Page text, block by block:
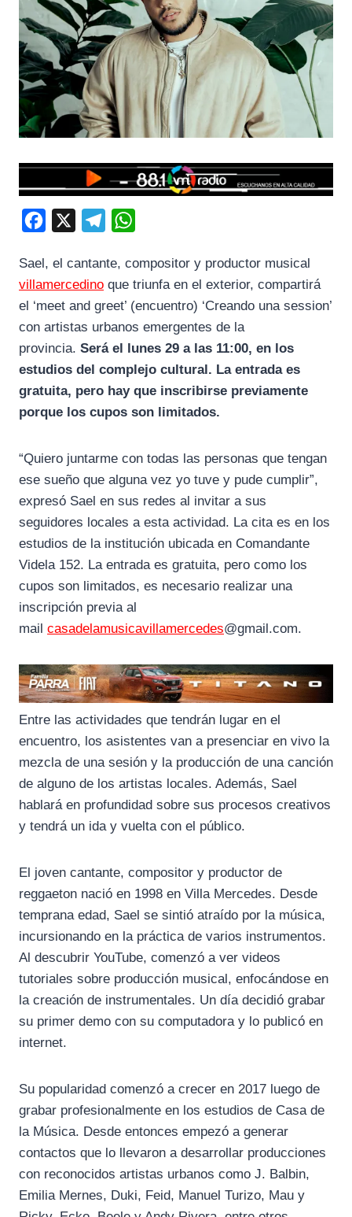
c
e
b
o
k
l
e
g
m
a
t
s
p
p
Sael, el cantante, compositor y productor musical
villamercedino que triunfa en el exterior, compartirá
el ‘meet and greet’ (encuentro) ‘Creando una session’
con artistas urbanos emergentes de la
provincia. Será el lunes 29 a las 11:00, en los
estudios del complejo cultural. La entrada es
gratuita, pero hay que inscribirse previamente
porque los cupos son limitados.
“Quiero juntarme con todas las personas que tengan
ese sueño que alguna vez yo tuve y pude cumplir”,
expresó Sael en sus redes al invitar a sus
seguidores locales a esta actividad. La cita es en los
estudios de la institución ubicada en Comandante
Videla 152. La entrada es gratuita, pero como los
cupos son limitados, es necesario realizar una
inscripción previa al
mail casadelamusicavillamercedes@gmail.com.
Entre las actividades que tendrán lugar en el
encuentro, los asistentes van a presenciar en vivo la
mezcla de una sesión y la producción de una canción
de alguno de los artistas locales. Además, Sael
hablará en profundidad sobre sus procesos creativos
y tendrá un ida y vuelta con el público.
El joven cantante, compositor y productor de
reggaeton nació en 1998 en Villa Mercedes. Desde
temprana edad, Sael se sintió atraído por la música,
incursionando en la práctica de varios instrumentos.
Al descubrir YouTube, comenzó a ver videos
tutoriales sobre producción musical, enfocándose en
la creación de instrumentales. Un día decidió grabar
su primer demo con su computadora y lo publicó en
internet.
Su popularidad comenzó a crecer en 2017 luego de
grabar profesionalmente en los estudios de Casa de
la Música. Desde entonces empezó a generar
contactos que lo llevaron a desarrollar producciones
con reconocidos artistas urbanos como J. Balbin,
Emilia Mernes, Duki, Feid, Manuel Turizo, Mau y